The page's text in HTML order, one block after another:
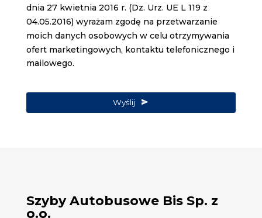
dnia 27 kwietnia 2016 r. (Dz. Urz. UE L 119 z
04.05.2016) wyrażam zgodę na przetwarzanie
moich danych osobowych w celu otrzymywania
ofert marketingowych, kontaktu telefonicznego i
mailowego.
Wyślij
Szyby Autobusowe Bis Sp. z
o.o.